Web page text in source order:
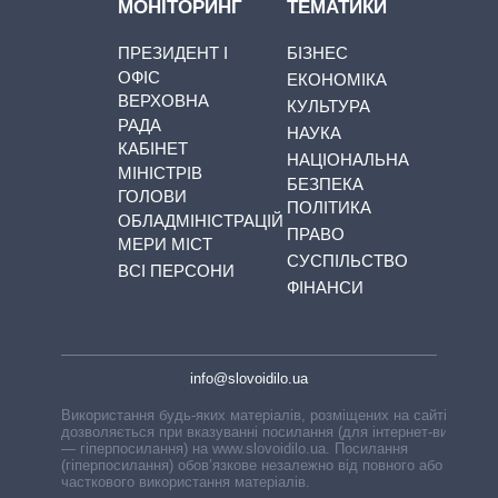
МОНІТОРИНГ
ПРЕЗИДЕНТ І
ОФІС
ВЕРХОВНА
РАДА
КАБІНЕТ
МІНІСТРІВ
ГОЛОВИ
ОБЛАДМІНІСТРАЦІЙ
МЕРИ МІСТ
ВСІ ПЕРСОНИ
ТЕМАТИКИ
БІЗНЕС
ЕКОНОМІКА
КУЛЬТУРА
НАУКА
НАЦІОНАЛЬНА
БЕЗПЕКА
ПОЛІТИКА
ПРАВО
СУСПІЛЬСТВО
ФІНАНСИ
info@slovoidilo.ua
Використання будь-яких матеріалів, розміщених на сайті,
дозволяється при вказуванні посилання (для інтернет-видань
— гіперпосилання) на www.slovoidilo.ua. Посилання
(гіперпосилання) обов’язкове незалежно від повного або
часткового використання матеріалів.